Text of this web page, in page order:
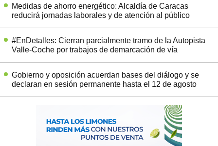
Medidas de ahorro energético: Alcaldía de Caracas
reducirá jornadas laborales y de atención al público
#EnDetalles: Cierran parcialmente tramo de la Autopista
Valle-Coche por trabajos de demarcación de vía
Gobierno y oposición acuerdan bases del diálogo y se
declaran en sesión permanente hasta el 12 de agosto